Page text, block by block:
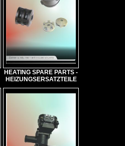
HEATING SPARE PARTS -
HEIZUNGSERSATZTEILE